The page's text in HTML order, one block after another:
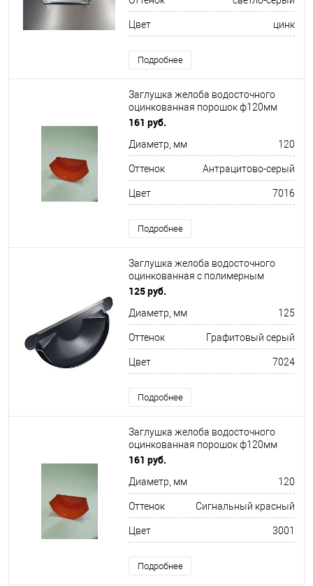
Цвет цинк
Подробнее
Заглушка желоба водосточного
оцинкованная порошок ф120мм
RAL 7016
161 руб.
Диаметр, мм 120
Оттенок Антрацитово-серый
Цвет 7016
Подробнее
Заглушка желоба водосточного
оцинкованная с полимерным
покрытием Grand Line Optima
125 руб.
Диаметр, мм 125
Оттенок Графитовый серый
Цвет 7024
Подробнее
Заглушка желоба водосточного
оцинкованная порошок ф120мм
RAL 3001
161 руб.
Диаметр, мм 120
Оттенок Сигнальный красный
Цвет 3001
Подробнее